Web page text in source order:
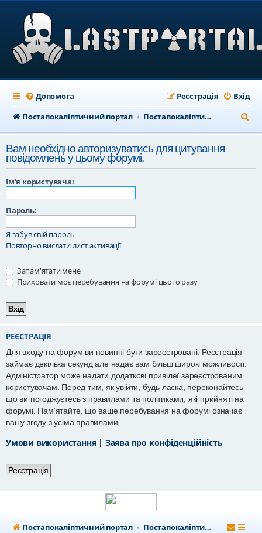
Допомога Вхід
Реєстрація
Постапокаліптичний портал
Постапокаліптичний форум
о
у
Вам необхідно авторизуватись для цитування
повідомлень у цьому форумі.
Ім'я користувача:
Пароль:
Я забув свій пароль
Повторно вислати лист активації
Запам'ятати мене
Приховати моє перебування на форумі цього разу
РЕЄСТРАЦІЯ
Для входу на форум ви повинні бути зареєстровані. Реєстрація
займає декілька секунд але надає вам більш широкі можливості.
Адміністратор може надати додаткові привілеї зареєстрованим
користувачам. Перед тим, як увійти, будь ласка, переконайтесь
що ви погоджуєтесь з правилами та політиками, які прийняті на
форумі. Пам'ятайте, що ваше перебування на форумі означає
вашу згоду з усіма правилами.
Умови використання| Заява про конфіденційність
Реєстрація
Постапокаліптичний портал Постапокаліптичний форум